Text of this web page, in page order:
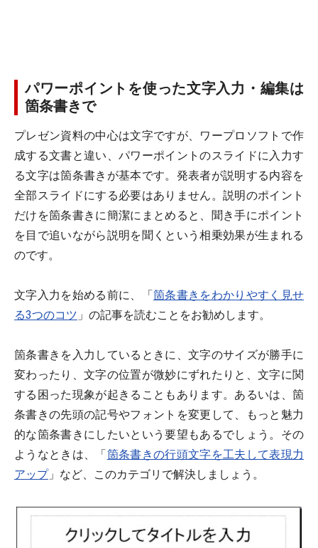
パワーポイントを使った文字入力・編集は
箇条書きで
プレゼン資料の中心は文字ですが、ワープロソフトで作
成する文書と違い、パワーポイントのスライドに入力す
る文字は箇条書きが基本です。発表者が説明する内容を
全部スライドにする必要はありません。説明のポイント
だけを箇条書きに簡潔にまとめると、聞き手にポイント
を目で追いながら説明を聞くという相乗効果が生まれる
のです。
文字入力を始める前に、「箇条書きをわかりやすく見せ
る3つのコツ 」の記事を読むことをお勧めします。
箇条書きを入力しているときに、文字のサイズが勝手に
変わったり、文字の位置が微妙にずれたりと、文字に関
する困った現象が起きることもあります。あるいは、箇
条書きの先頭の記号やフォントを変更して、もっと魅力
的な箇条書きにしたいという要望もあるでしょう。その
ようなときは、「箇条書きの行頭文字を工夫して表現力
アップ」など、このカテゴリで解決しましょう。